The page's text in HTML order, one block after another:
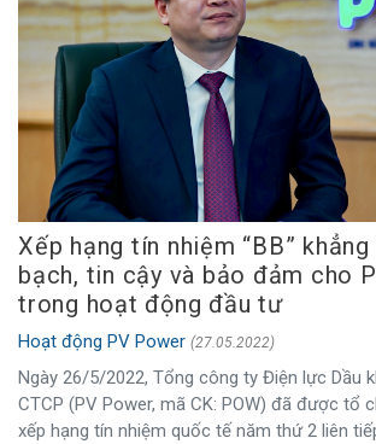
Xếp hạng tín nhiệm “BB”
bạch, tin cậy và bảo đảm cho
trong hoạt động đầu tư
Hoạt động PV Power (27.05.2022)
Ngày 26/5/2022, Tổng công ty Điện lực Dầu
CTCP (PV Power, mã CK: POW) đã được tổ
xếp hạng tín nhiệm quốc tế năm thứ 2 liên